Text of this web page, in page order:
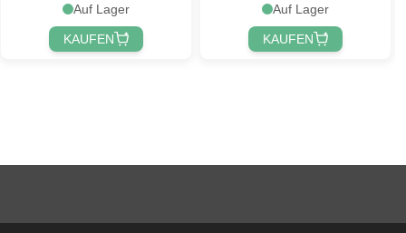
Auf Lager
KAUFEN
Auf Lager
KAUFEN